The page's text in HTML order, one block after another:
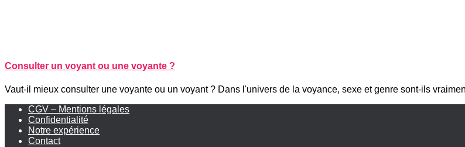
Consulter un voyant ou une voyante ?
Vaut-il mieux consulter une voyante ou un voyant ? Dans l'univers de la voyance, sexe et genre sont-ils
CGV – Mentions légales
Confidentialité
Notre expérience
Contact